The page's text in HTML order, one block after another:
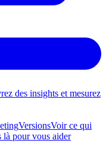
des insights et mesurez
VersionsVoir ce qui
là pour vous aider